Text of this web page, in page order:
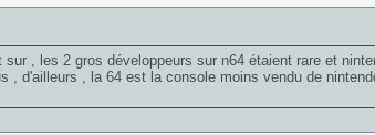
, les 2 gros développeurs sur n64 étaient rare et
, d'ailleurs , la 64 est la console moins vendu de